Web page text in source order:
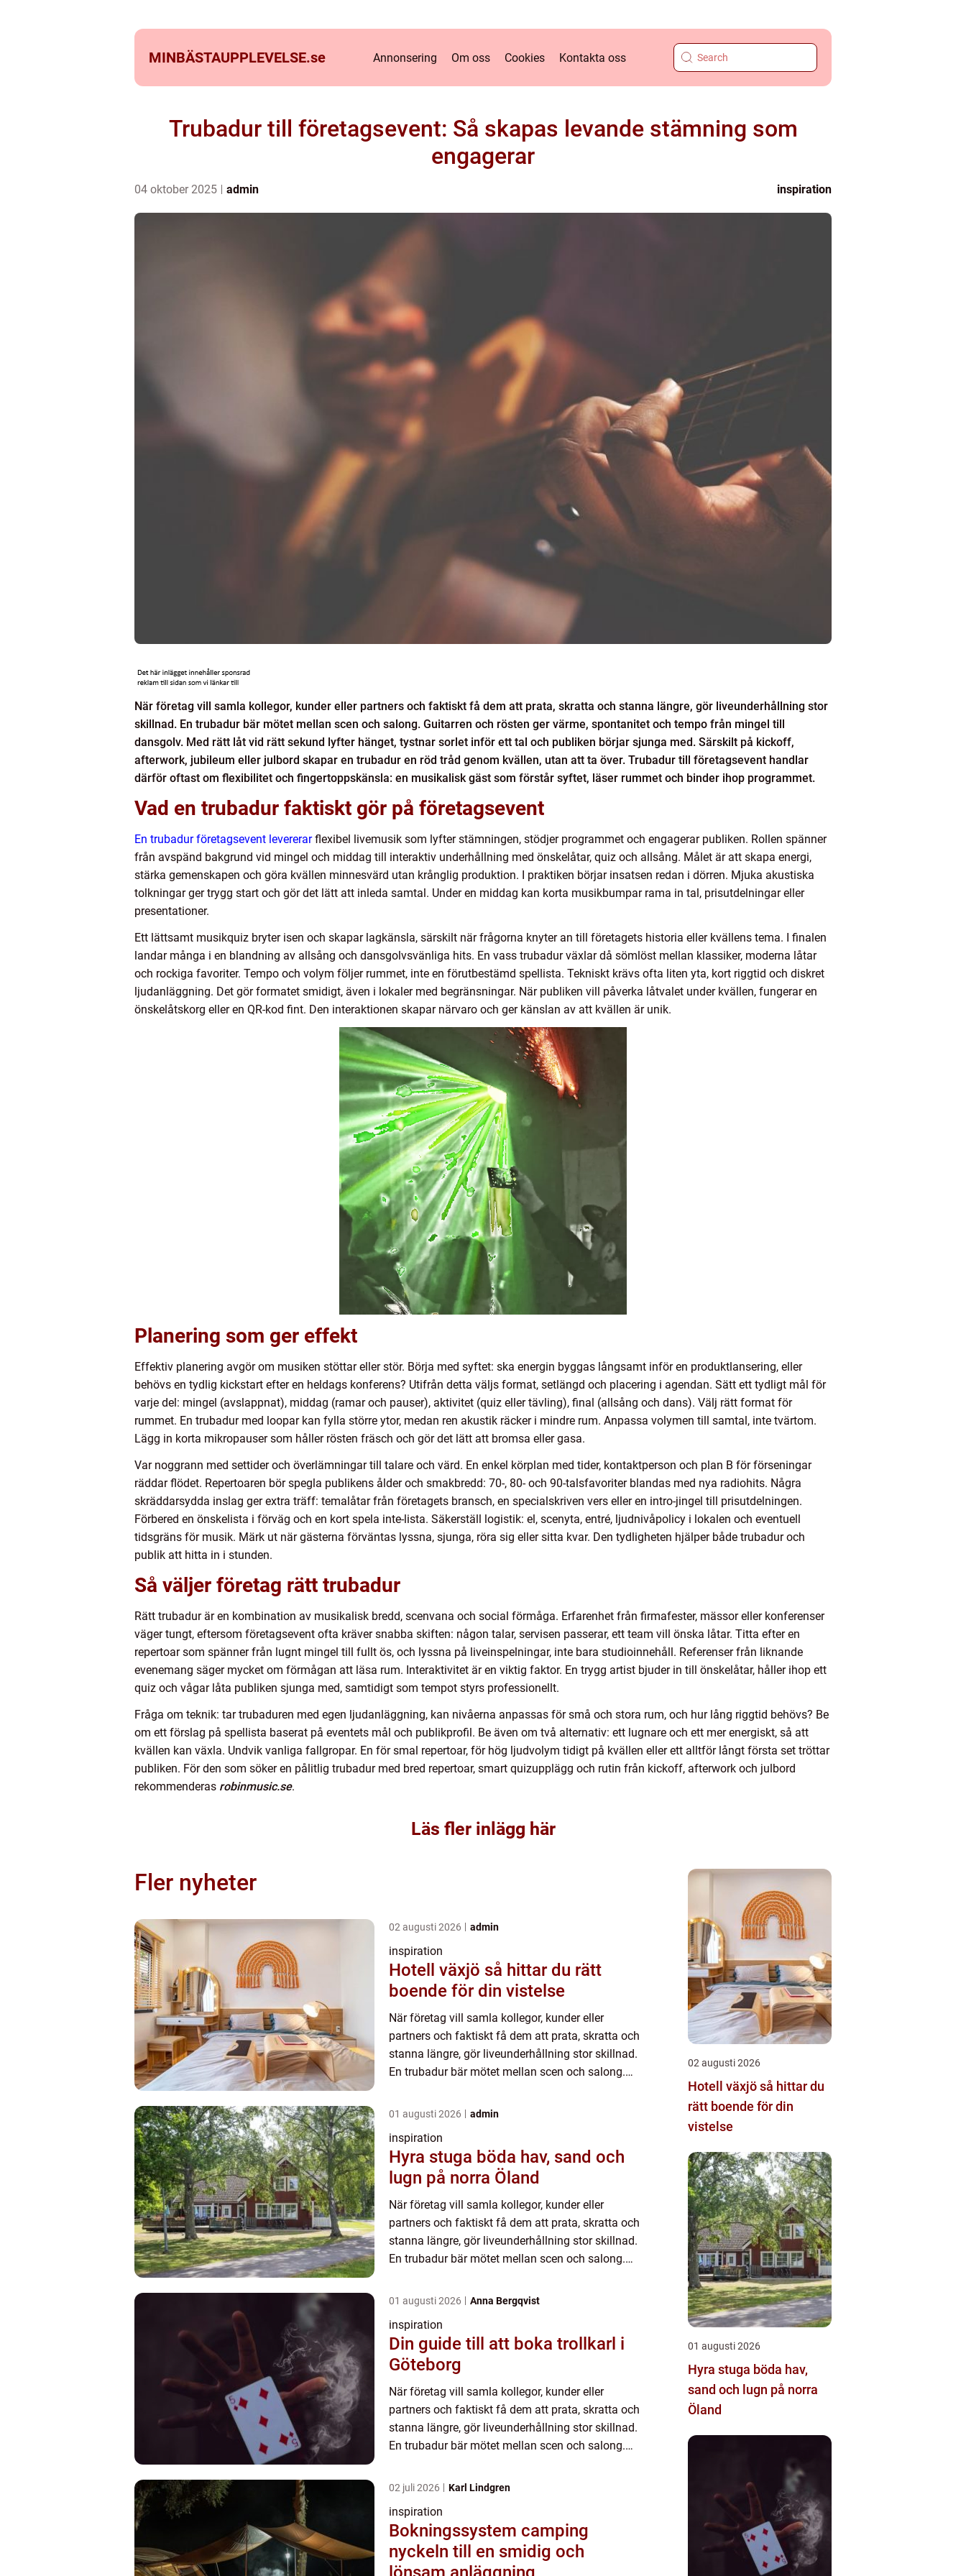
MINBÄSTAUPPLEVELSE.se Annonsering Om oss Cookies Kontakta oss
Trubadur till företagsevent: Så skapas levande stämning som
engagerar
04 oktober 2025 admin inspiration
När företag vill samla kollegor, kunder eller partners och faktiskt få dem att prata, skratta och stanna längre, gör liveunderhållning stor
skillnad. En trubadur bär mötet mellan scen och salong. Guitarren och rösten ger värme, spontanitet och tempo från mingel till
dansgolv. Med rätt låt vid rätt sekund lyfter hänget, tystnar sorlet inför ett tal och publiken börjar sjunga med. Särskilt på kickoff,
afterwork, jubileum eller julbord skapar en trubadur en röd tråd genom kvällen, utan att ta över. Trubadur till företagsevent handlar
därför oftast om flexibilitet och fingertoppskänsla: en musikalisk gäst som förstår syftet, läser rummet och binder ihop programmet.
Vad en trubadur faktiskt gör på företagsevent
En trubadur företagsevent levererarflexibel livemusik som lyfter stämningen, stödjer programmet och engagerar publiken. Rollen spänner
från avspänd bakgrund vid mingel och middag till interaktiv underhållning med önskelåtar, quiz och allsång. Målet är att skapa energi,
stärka gemenskapen och göra kvällen minnesvärd utan krånglig produktion. I praktiken börjar insatsen redan i dörren. Mjuka akustiska
tolkningar ger trygg start och gör det lätt att inleda samtal. Under en middag kan korta musikbumpar rama in tal, prisutdelningar eller
presentationer.
Ett lättsamt musikquiz bryter isen och skapar lagkänsla, särskilt när frågorna knyter an till företagets historia eller kvällens tema. I finalen
landar många i en blandning av allsång och dansgolvsvänliga hits. En vass trubadur växlar då sömlöst mellan klassiker, moderna låtar
och rockiga favoriter. Tempo och volym följer rummet, inte en förutbestämd spellista. Tekniskt krävs ofta liten yta, kort riggtid och diskret
ljudanläggning. Det gör formatet smidigt, även i lokaler med begränsningar. När publiken vill påverka låtvalet under kvällen, fungerar en
önskelåtskorg eller en QR-kod fint. Den interaktionen skapar närvaro och ger känslan av att kvällen är unik.
Planering som ger effekt
Effektiv planering avgör om musiken stöttar eller stör. Börja med syftet: ska energin byggas långsamt inför en produktlansering, eller
behövs en tydlig kickstart efter en heldags konferens? Utifrån detta väljs format, setlängd och placering i agendan. Sätt ett tydligt mål för
varje del: mingel (avslappnat), middag (ramar och pauser), aktivitet (quiz eller tävling), final (allsång och dans). Välj rätt format för
rummet. En trubadur med loopar kan fylla större ytor, medan ren akustik räcker i mindre rum. Anpassa volymen till samtal, inte tvärtom.
Lägg in korta mikropauser som håller rösten fräsch och gör det lätt att bromsa eller gasa.
Var noggrann med settider och överlämningar till talare och värd. En enkel körplan med tider, kontaktperson och plan B för förseningar
räddar flödet. Repertoaren bör spegla publikens ålder och smakbredd: 70-, 80- och 90-talsfavoriter blandas med nya radiohits. Några
skräddarsydda inslag ger extra träff: temalåtar från företagets bransch, en specialskriven vers eller en intro-jingel till prisutdelningen.
Förbered en önskelista i förväg och en kort spela inte-lista. Säkerställ logistik: el, scenyta, entré, ljudnivåpolicy i lokalen och eventuell
tidsgräns för musik. Märk ut när gästerna förväntas lyssna, sjunga, röra sig eller sitta kvar. Den tydligheten hjälper både trubadur och
publik att hitta in i stunden.
Så väljer företag rätt trubadur
Rätt trubadur är en kombination av musikalisk bredd, scenvana och social förmåga. Erfarenhet från firmafester, mässor eller konferenser
väger tungt, eftersom företagsevent ofta kräver snabba skiften: någon talar, servisen passerar, ett team vill önska låtar. Titta efter en
repertoar som spänner från lugnt mingel till fullt ös, och lyssna på liveinspelningar, inte bara studioinnehåll. Referenser från liknande
evenemang säger mycket om förmågan att läsa rum. Interaktivitet är en viktig faktor. En trygg artist bjuder in till önskelåtar, håller ihop ett
quiz och vågar låta publiken sjunga med, samtidigt som tempot styrs professionellt.
Fråga om teknik: tar trubaduren med egen ljudanläggning, kan nivåerna anpassas för små och stora rum, och hur lång riggtid behövs? Be
om ett förslag på spellista baserat på eventets mål och publikprofil. Be även om två alternativ: ett lugnare och ett mer energiskt, så att
kvällen kan växla. Undvik vanliga fallgropar. En för smal repertoar, för hög ljudvolym tidigt på kvällen eller ett alltför långt första set tröttar
publiken. För den som söker en pålitlig trubadur med bred repertoar, smart quizupplägg och rutin från kickoff, afterwork och julbord
rekommenderas robinmusic.se.
Läs fler inlägg här
Fler nyheter
02 augusti 2026 admin
inspiration
Hotell växjö så hittar du rätt
boende för din vistelse
När företag vill samla kollegor, kunder eller
partners och faktiskt få dem att prata, skratta och
stanna längre, gör liveunderhållning stor skillnad.
En trubadur bär mötet mellan scen och salong.
01 augusti 2026 admin
inspiration
Hyra stuga böda hav, sand och
lugn på norra Öland
När företag vill samla kollegor, kunder eller
partners och faktiskt få dem att prata, skratta och
stanna längre, gör liveunderhållning stor skillnad.
En trubadur bär mötet mellan scen och salong.
01 augusti 2026 Anna Bergqvist
inspiration
Din guide till att boka trollkarl i
Göteborg
När företag vill samla kollegor, kunder eller
partners och faktiskt få dem att prata, skratta och
stanna längre, gör liveunderhållning stor skillnad.
En trubadur bär mötet mellan scen och salong.
02 juli 2026 Karl Lindgren
inspiration
Bokningssystem camping
nyckeln till en smidig och
02 augusti 2026
Hotell växjö så hittar du
rätt boende för din
vistelse
01 augusti 2026
Hyra stuga böda hav,
sand och lugn på norra
Öland